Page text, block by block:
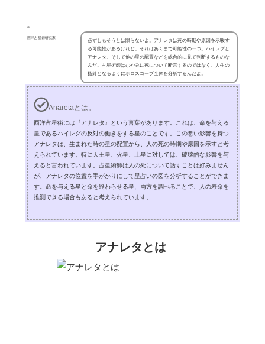
西洋占星術研究家
必ずしもそうとは限らないよ。アナレタは死の時期や原因を示唆す
る可能性があるけれど、それはあくまで可能性の一つ。ハイレグと
アナレタ、そして他の星の配置などを総合的に見て判断するものな
んだ。占星術師はむやみに死について断言するのではなく、人生の
指針となるようにホロスコープ全体を分析するんだよ。
Anaretaとは。
西洋占星術には『アナレタ』という言葉があります。これは、命を与える
星であるハイレグの反対の働きをする星のことです。この悪い影響を持つ
アナレタは、生まれた時の星の配置から、人の死の時期や原因を示すと考
えられています。特に天王星、火星、土星に対しては、破壊的な影響を与
えると言われています。占星術師は人の死について話すことは好みません
が、アナレタの位置を手がかりにして星占いの図を分析することができま
す。命を与える星と命を終わらせる星、両方を調べることで、人の寿命を
推測できる場合もあると考えられています。
アナレタとは